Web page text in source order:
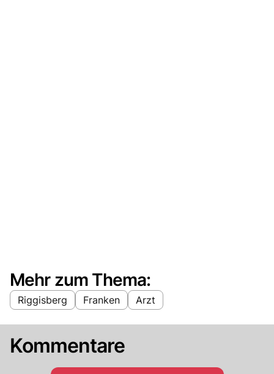
Mehr zum Thema:
Riggisberg Franken Arzt
Kommentare